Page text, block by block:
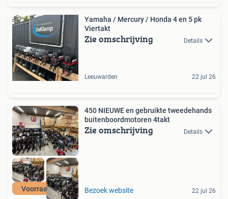
Yamaha / Mercury / Honda 4 en 5 pk
Viertakt
Zie omschrijving Details
Leeuwarden 22 jul 26
Voorraad actie
450 NIEUWE en gebruikte tweedehands
buitenboordmotoren 4takt
Zie omschrijving Details
Bezoek website 22 jul 26